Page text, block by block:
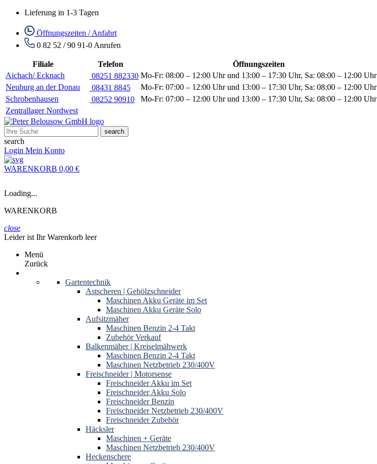
Lieferung in 1-3 Tagen
Öffnungszeiten / Anfahrt
0 82 52 / 90 91-0 Anrufen
Filiale Telefon Öffnungszeiten
Aichach/ Ecknach
08251 882330 Mo-Fr: 08:00 – 12:00 Uhr und 13:00 – 17:30 Uhr, Sa: 08:00 – 12:00 Uhr
Neuburg an der Donau
08431 8845 Mo-Fr: 07:00 – 12:00 Uhr und 13:00 – 17:30 Uhr, Sa: 08:00 – 12:00 Uhr
Schrobenhausen
08252 90910 Mo-Fr: 07:00 – 12:00 Uhr und 13:00 – 17:30 Uhr, Sa: 08:00 – 12:00 Uhr
Zentrallager Nordwest
search
search
Login Mein Konto
WARENKORB 0,00 €
Loading...
WARENKORB
close
Leider ist Ihr Warenkorb leer
Menü
Zurück
Gartentechnik
Astscheren | Gehölzschneider
Maschinen Akku Geräte im Set
Maschinen Akku Geräte Solo
Aufsitzmäher
Maschinen Benzin 2-4 Takt
Zubehör Verkauf
Balkenmäher | Kreiselmähwerk
Maschinen Benzin 2-4 Takt
Maschinen Netzbetrieb 230/400V
Freischneider | Motorsense
Freischneider Akku im Set
Freischneider Akku Solo
Freischneider Benzin
Freischneider Netzbetrieb 230/400V
Freischneider Zubehör
Häcksler
Maschinen + Geräte
Maschinen Netzbetrieb 230/400V
Heckenschere